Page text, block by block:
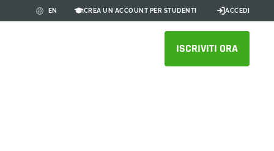
EN CREA UN ACCOUNT PER STUDENTI ACCEDI
ISCRIVITI ORA